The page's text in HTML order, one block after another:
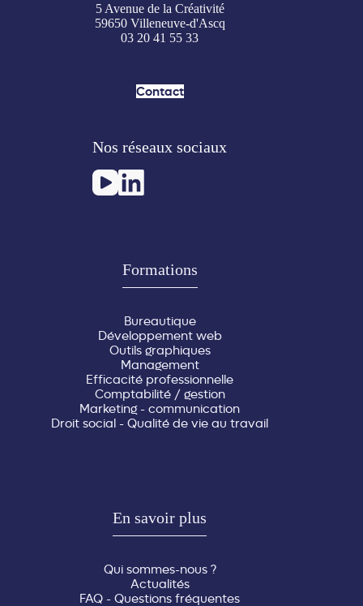
5 Avenue de la Créativité
59650 Villeneuve-d'Ascq
03 20 41 55 33
Contact
Nos réseaux sociaux
Formations
Bureautique
Développement web
Outils graphiques
Management
Efficacité professionnelle
Comptabilité / gestion
Marketing - communication
Droit social - Qualité de vie au travail
En savoir plus
Qui sommes-nous ?
Actualités
FAQ - Questions fréquentes